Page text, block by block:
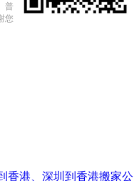
普
您
香港、深圳到香港搬家公